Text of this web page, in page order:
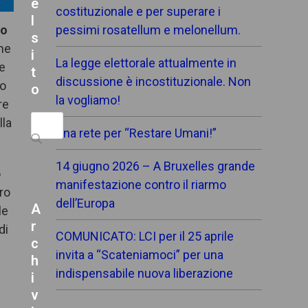
costituzionale e per superare i
pessimi rosatellum e melonellum.
La legge elettorale attualmente in
discussione è incostituzionale. Non
la vogliamo!
Una rete per “Restare Umani!”
14 giugno 2026 – A Bruxelles grande
manifestazione contro il riarmo
dell’Europa
COMUNICATO: LCI per il 25 aprile
invita a “Scateniamoci” per una
indispensabile nuova liberazione
e
s
i
t
o
Search
A
r
c
h
i
v